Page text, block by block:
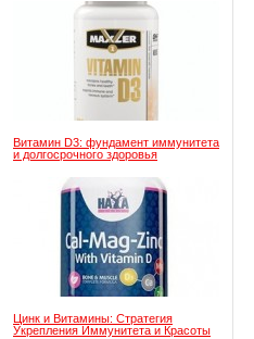
Витамин D3: фундамент иммунитета
и долгосрочного здоровья
Цинк и Витамины: Стратегия
Укрепления Иммунитета и Красоты